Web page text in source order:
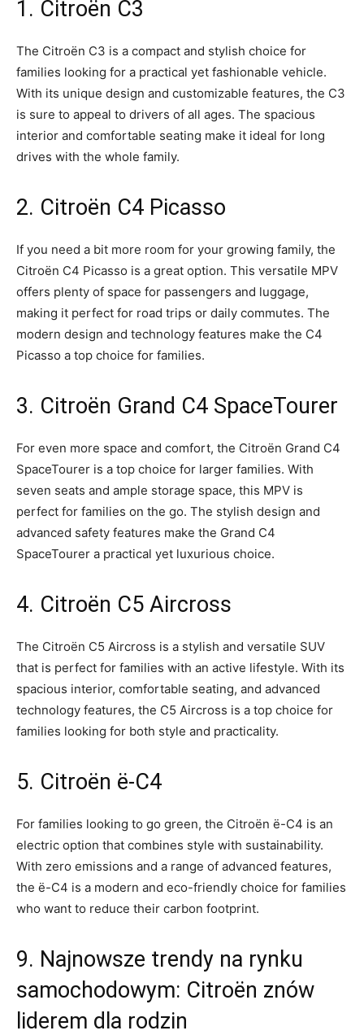
1. Citroën C3
The Citroën C3 is a compact and ‌stylish choice for
families ​looking for a practical yet fashionable vehicle.
With its unique design and customizable features, the ⁣C3‌
is sure to ‍appeal to drivers of all ages. The spacious⁤
interior and comfortable seating​ make it ideal for long
drives with ‌the whole family.
2. Citroën C4 Picasso
If you need ⁤a bit more room for your growing family, the
Citroën ⁤C4 Picasso is a great‌ option. This versatile⁤ MPV
offers plenty of space for passengers and luggage,
making ‍it perfect for road trips or daily commutes. The
modern design and technology features make the C4
Picasso a top choice ⁤for families.
3. Citroën Grand C4 SpaceTourer
For even more space‍ and comfort, the ‌Citroën Grand⁤ C4‍
SpaceTourer is a top choice for larger families. With
seven seats‍ and ample storage space, this MPV is
perfect for families ⁣on the go. The stylish design and
advanced safety features make the ​Grand C4
SpaceTourer a practical ⁢yet luxurious choice.
4. Citroën C5 Aircross
The Citroën C5 ‍Aircross is a stylish and versatile SUV
that is perfect for families with an active lifestyle. With its
spacious interior, comfortable seating,⁣ and advanced
technology features, the C5 Aircross is a top choice for
families looking for both style and ⁢practicality.
5. Citroën ë-C4
For families looking to go green, the Citroën ë-C4 is an
electric option that combines style with sustainability.
⁣With zero emissions and a range of advanced features,
the ë-C4 ‌is a modern and eco-friendly choice for families
who want to reduce their carbon footprint.
9. Najnowsze ‌trendy ⁤na rynku
samochodowym: Citroën znów
liderem dla rodzin